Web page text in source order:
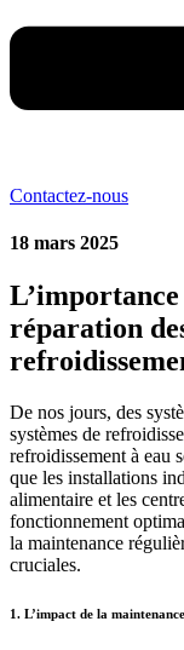
Contactez-nous
18 mars 2025
réparation
De nos jours, des
systèmes de
refroidissement à eau
que les installations
alimentaire et les
fonctionnement
la maintenance
cruciales.
1. L’impact de la